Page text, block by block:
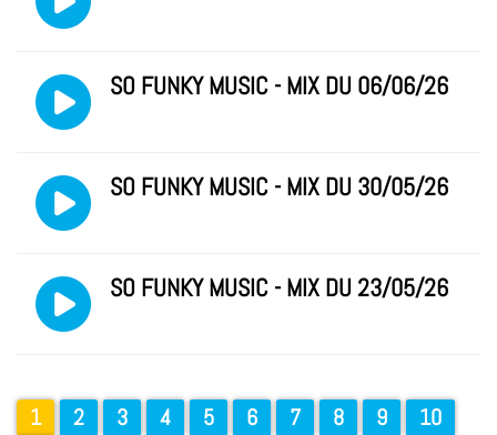
SO FUNKY MUSIC - MIX DU 06/06/26
SO FUNKY MUSIC - MIX DU 30/05/26
SO FUNKY MUSIC - MIX DU 23/05/26
1 2 3 4 5 6 7 8 9 10